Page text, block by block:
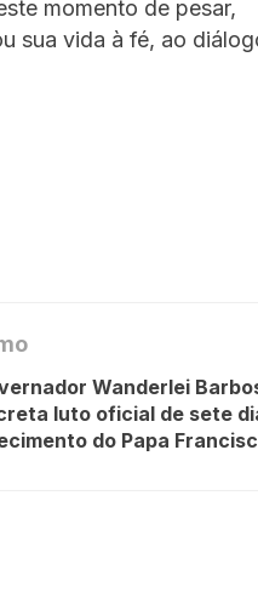
momento de pesar,
sua vida à fé, ao
Wanderlei
luto oficial de sete
do Papa